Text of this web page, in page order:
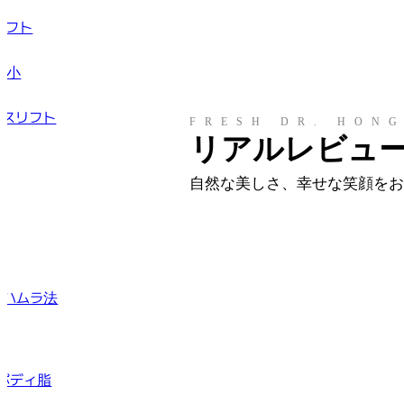
フト
小
リフト
ムラ法
ディ脂
FRESH DR.
リアルレビュ
自然な美しさ、幸せな笑顔を